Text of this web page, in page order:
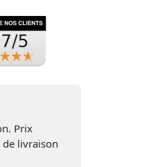
Prix
livraison